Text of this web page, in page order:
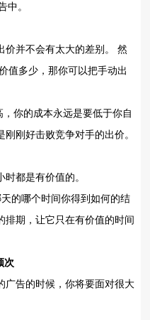
中。
价并不会有太大的差别。 然
值多少，那你可以把手动出
你的成本永远是要低于你自
刚好击败竞争对手的出价。
都是有价值的。
的哪个时间你得到如何的结
排期，让它只在有价值的时间
次
广告的时候，你将要面对很大